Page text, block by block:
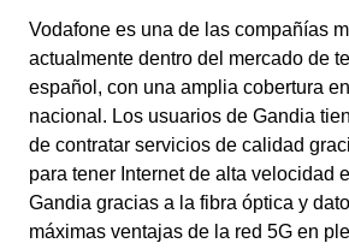
Vodafone es una de las compañías
actualmente dentro del mercado de
español, con una amplia cobertura
nacional. Los usuarios de Gandia
de contratar servicios de calidad
para tener Internet de alta velocidad
Gandia gracias a la fibra óptica y
máximas ventajas de la red 5G en